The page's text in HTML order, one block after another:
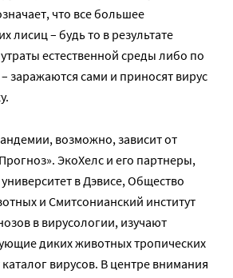
что все большее
лисиц – будь то в результате
естественной среды либо по
заражаются сами и приносят вирус
возможно, зависит от
ЭкоХелс и его партнеры,
в Дэвисе, Общество
и Смитсонианский институт
в вирусологии, изучают
диких животных тропических
вирусов. В центре внимания